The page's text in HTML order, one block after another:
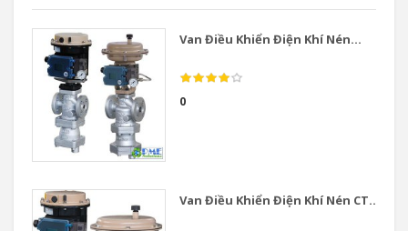
Van Điều Khiển Điện Khí Nén...
0
Van Điều Khiển Điện Khí Nén CT...